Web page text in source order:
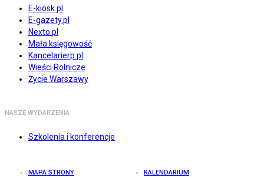
E-kiosk.pl
E-gazety.pl
Nexto.pl
Mała księgowość
Kancelarierp.pl
Wieści Rolnicze
Życie Warszawy
NASZE WYDARZENIA
Szkolenia i konferencje
MAPA STRONY KALENDARIUM